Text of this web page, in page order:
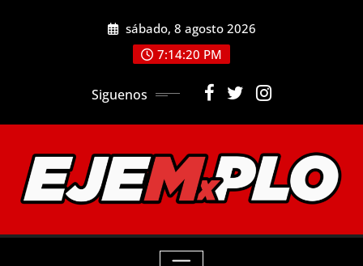
sábado, 8 agosto 2026
7:14:22 PM
Siguenos